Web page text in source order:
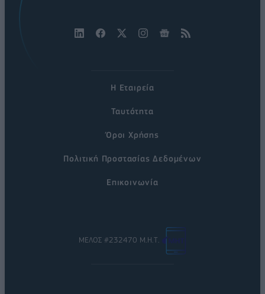
Η Εταιρεία
Ταυτότητα
Όροι Χρήσης
Πολιτική Προστασίας Δεδομένων
Επικοινωνία
ΜΕΛΟΣ #232470 Μ.Η.Τ.